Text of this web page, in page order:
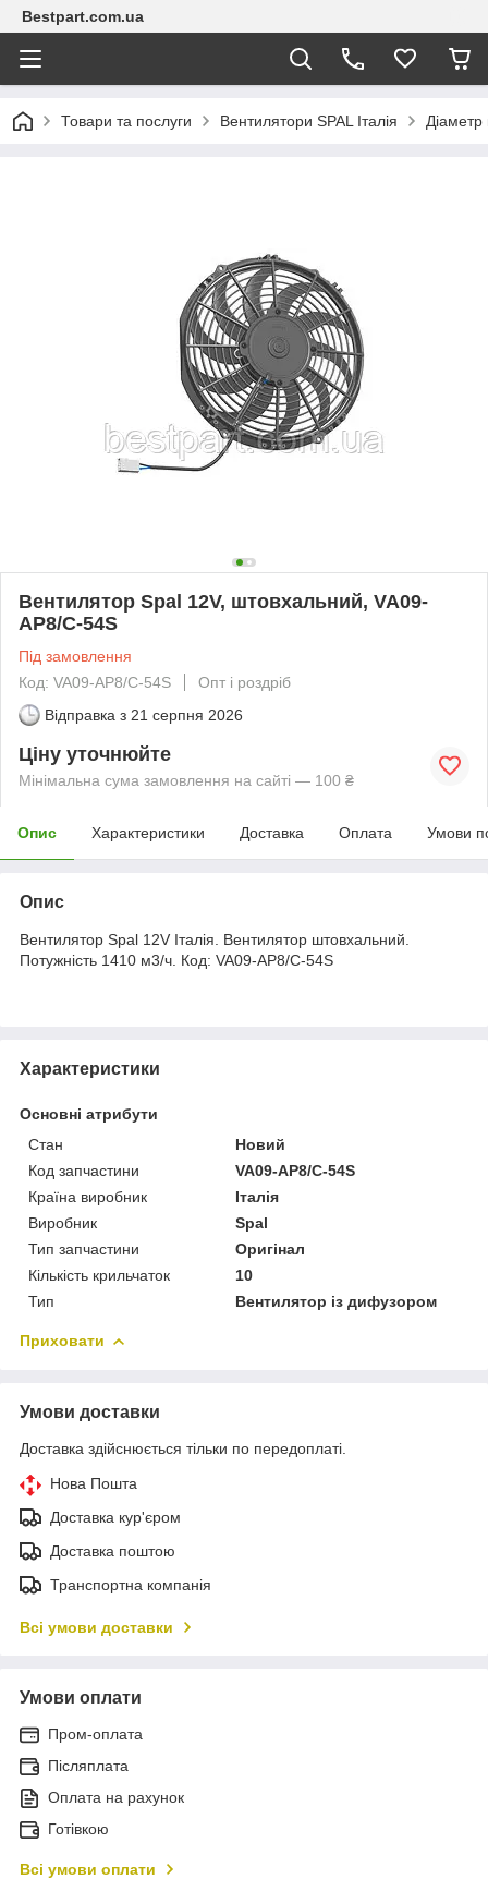
Bestpart.com.ua
Товари та послуги Вентилятори SPAL Італія
Вентилятор Spal 12V, штовхальний, VA09-
AP8/C-54S
Під замовлення
Код: VA09-AP8/C-54S
Опт і роздріб
Відправка з 21 серпня 2026
Ціну уточнюйте
Мінімальна сума замовлення на сайті — 100 ₴
Опис Характеристики Доставка Оплата Умови
Опис
Вентилятор Spal 12V Італія. Вентилятор штовхальний.
Потужність 1410 м3/ч. Код: VA09-AP8/C-54S
Характеристики
Основні атрибути
Стан
Новий
Код запчастини
VA09-AP8/C-54S
Країна виробник
Італія
Виробник
Spal
Тип запчастини
Оригінал
Кількість крильчаток
10
Тип
Вентилятор із дифузором
Приховати
Умови доставки
Доставка здійснюється тільки по передоплаті.
Нова Пошта
Доставка кур'єром
Доставка поштою
Транспортна компанія
Всі умови доставки
Умови оплати
Пром-оплата
Післяплата
Оплата на рахунок
Готівкою
Всі умови оплати